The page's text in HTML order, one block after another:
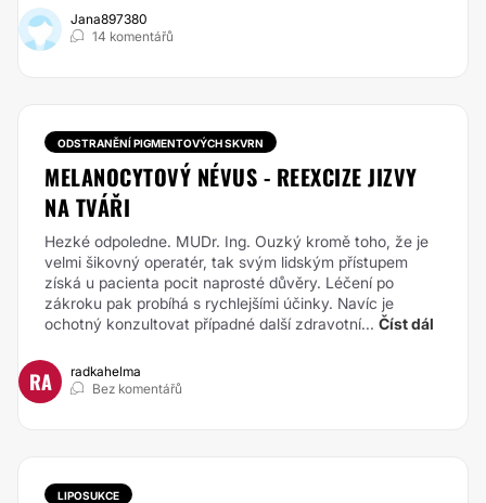
Jana897380
14 komentářů
ODSTRANĚNÍ PIGMENTOVÝCH SKVRN
MELANOCYTOVÝ NÉVUS - REEXCIZE JIZVY
NA TVÁŘI
Hezké odpoledne. MUDr. Ing. Ouzký kromě toho, že je
velmi šikovný operatér, tak svým lidským přístupem
získá u pacienta pocit naprosté důvěry. Léčení po
zákroku pak probíhá s rychlejšími účinky. Navíc je
ochotný konzultovat případné další zdravotní... Číst dál
RA
radkahelma
Bez komentářů
LIPOSUKCE